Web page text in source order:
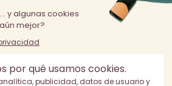
prohibida a los menores de 18 años.